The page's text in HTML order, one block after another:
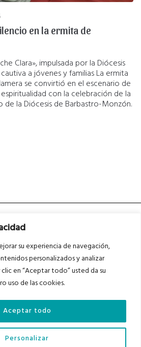
su experiencia de navegación,
personalizados y analizar
en “Aceptar todo” usted da su
uso de las cookies.
Personalizar
Aceptar todo
en la ermita de
Clara», impulsada por la Diócesis
a jóvenes y familias La ermita
se convirtió en el escenario de
con la celebración de la
de la Diócesis de Barbastro-Monzón.
Auditados por